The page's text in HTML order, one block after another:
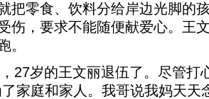
把零食、饮料分给岸边光脚的
伤，要求不能随便献爱心。王
。
岁的王文丽退伍了。尽管打
了家庭和家人。我哥说我妈天天